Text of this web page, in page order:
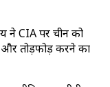
ने CIA पर चीन को
और तोड़फोड़ करने का